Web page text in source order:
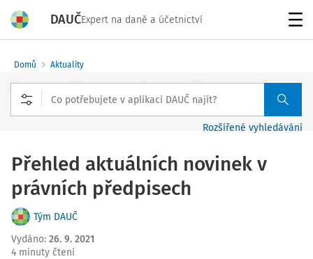
DAUČExpert na daně a účetnictví
Domů Aktuality
Rozšířené vyhledávání
Přehled aktuálních novinek v
právních předpisech
Tým DAUČ
Vydáno: 26. 9. 2021
4 minuty čtení